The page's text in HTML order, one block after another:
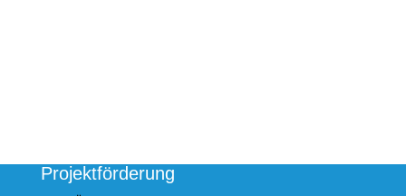
Projektförderung